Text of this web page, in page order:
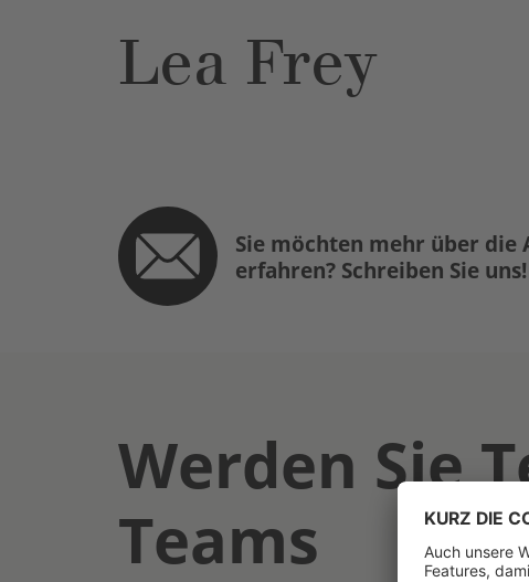
Lea Frey
Sie möchten mehr über die
erfahren? Schreiben Sie uns!
Werden Sie
Teams